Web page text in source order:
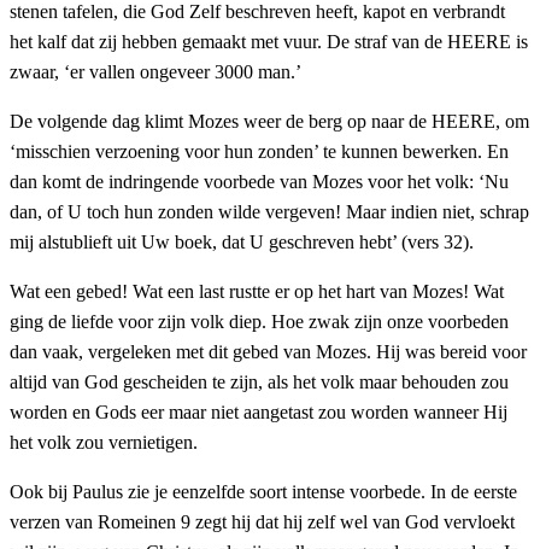
stenen tafelen, die God Zelf beschreven heeft, kapot en verbrandt
het kalf dat zij hebben gemaakt met vuur. De straf van de HEERE is
zwaar, ‘er vallen ongeveer 3000 man.’
De volgende dag klimt Mozes weer de berg op naar de HEERE, om
‘misschien verzoening voor hun zonden’ te kunnen bewerken. En
dan komt de indringende voorbede van Mozes voor het volk: ‘Nu
dan, of U toch hun zonden wilde vergeven! Maar indien niet, schrap
mij alstublieft uit Uw boek, dat U geschreven hebt’ (vers 32).
Wat een gebed! Wat een last rustte er op het hart van Mozes! Wat
ging de liefde voor zijn volk diep. Hoe zwak zijn onze voorbeden
dan vaak, vergeleken met dit gebed van Mozes. Hij was bereid voor
altijd van God gescheiden te zijn, als het volk maar behouden zou
worden en Gods eer maar niet aangetast zou worden wanneer Hij
het volk zou vernietigen.
Ook bij Paulus zie je eenzelfde soort intense voorbede. In de eerste
verzen van Romeinen 9 zegt hij dat hij zelf wel van God vervloekt